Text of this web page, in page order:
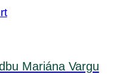
Mariána Vargu